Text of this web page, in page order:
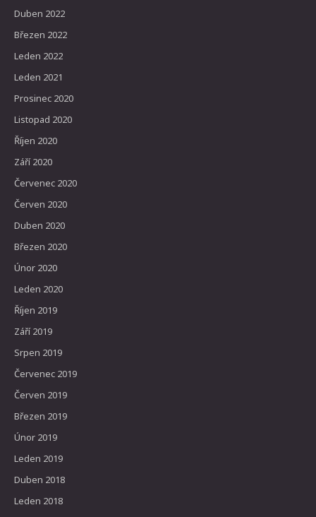
Duben 2022
Březen 2022
Leden 2022
Leden 2021
Prosinec 2020
Listopad 2020
Říjen 2020
Září 2020
Červenec 2020
Červen 2020
Duben 2020
Březen 2020
Únor 2020
Leden 2020
Říjen 2019
Září 2019
Srpen 2019
Červenec 2019
Červen 2019
Březen 2019
Únor 2019
Leden 2019
Duben 2018
Leden 2018